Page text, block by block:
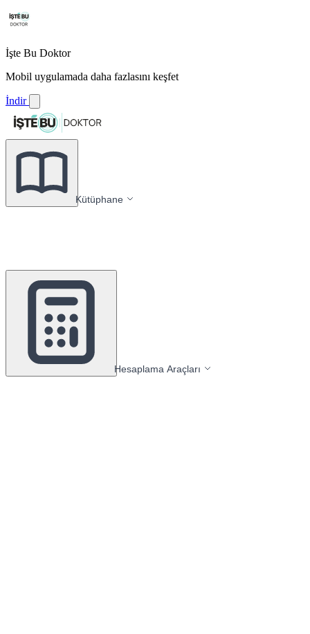
İşte Bu Doktor
Mobil uygulamada daha fazlasını keşfet
İndir
Kütüphane
Hesaplama Araçları